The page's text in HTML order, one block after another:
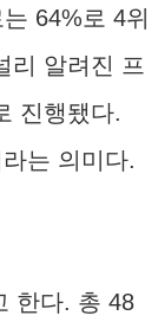
64%로 4위
리 알려진 프
진행됐다.
는 의미다.
한다. 총 48